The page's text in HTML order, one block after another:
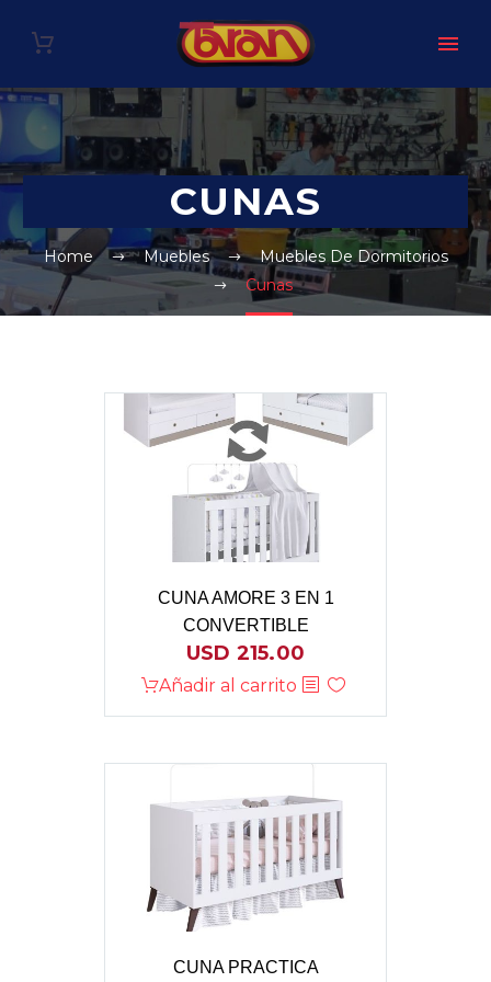
CUNAS
Home Muebles
Muebles De Dormitorios
Cunas
CUNA AMORE 3 EN 1
CONVERTIBLE
USD 215.00
Añadir al carrito
CUNA PRACTICA